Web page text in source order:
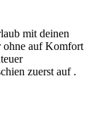
mit deinen
ohne auf Komfort
zuerst auf .